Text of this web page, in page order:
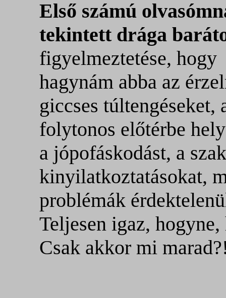
Első számú
tekintett drága
figyelmeztetése, hogy
hagynám abba az
giccses túltengéseket,
folytonos előtérbe
a jópofáskodást, a
kinyilatkoztatásokat,
problémák
Teljesen igaz,
Csak akkor mi